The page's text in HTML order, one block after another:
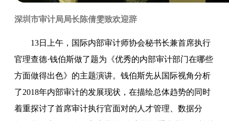
深圳市审计局局长陈倩雯致欢迎辞
13日上午，国际内部审计师协会秘书长兼首席执行
官理查德·钱伯斯做了题为《优秀的内部审计部门在哪些
方面做得出色》的主题演讲。钱伯斯先从国际视角分析
了2018年内部审计的发展现状，在描绘总体趋势的同时
着重探讨了首席审计执行官面对的人才管理、数据分